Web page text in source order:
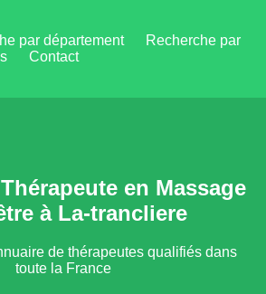
par département
Recherche par
Contact
en Massage
à La-trancliere
de thérapeutes qualifiés dans
toute la France